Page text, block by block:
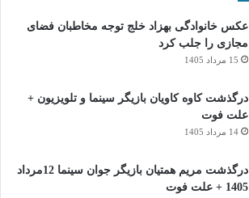
عکس خانوادگی بهزاد خلج توجه مخاطبان فضای
مجازی را جلب کرد
15 مرداد 1405
درگذشت کاوه کاویان بازیگر سینما و تلویزیون +
علت فوت
14 مرداد 1405
درگذشت مریم همتیان بازیگر جوان سینما 12مرداد
1405 + علت فوت